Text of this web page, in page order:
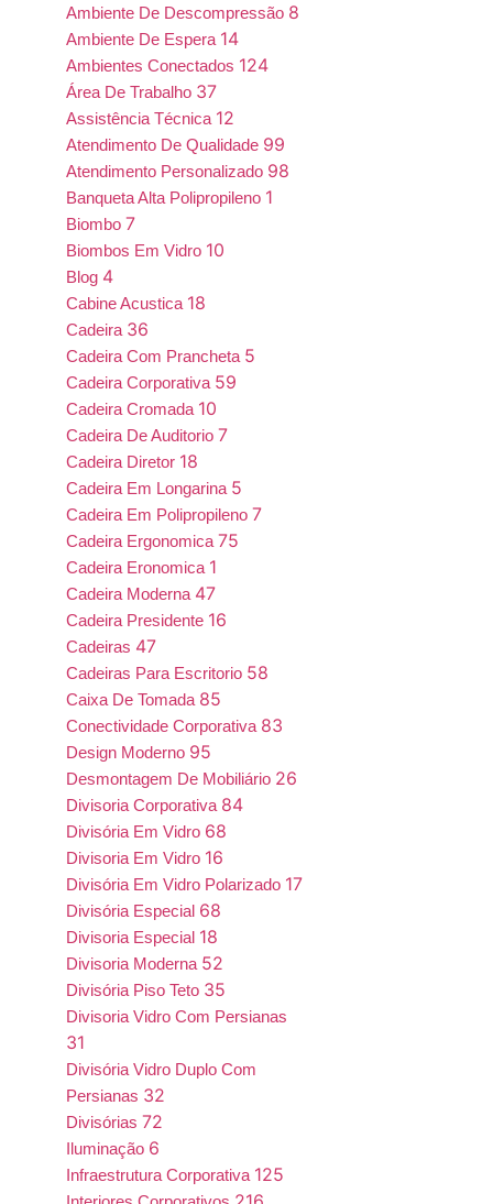
Ambiente De Descompressão 8
Ambiente De Espera 14
Ambientes Conectados 124
Área De Trabalho 37
Assistência Técnica 12
Atendimento De Qualidade 99
Atendimento Personalizado 98
Banqueta Alta Polipropileno 1
Biombo 7
Biombos Em Vidro 10
Blog 4
Cabine Acustica 18
Cadeira 36
Cadeira Com Prancheta 5
Cadeira Corporativa 59
Cadeira Cromada 10
Cadeira De Auditorio 7
Cadeira Diretor 18
Cadeira Em Longarina 5
Cadeira Em Polipropileno 7
Cadeira Ergonomica 75
Cadeira Eronomica 1
Cadeira Moderna 47
Cadeira Presidente 16
Cadeiras 47
Cadeiras Para Escritorio 58
Caixa De Tomada 85
Conectividade Corporativa 83
Design Moderno 95
Desmontagem De Mobiliário 26
Divisoria Corporativa 84
Divisória Em Vidro 68
Divisoria Em Vidro 16
Divisória Em Vidro Polarizado 17
Divisória Especial 68
Divisoria Especial 18
Divisoria Moderna 52
Divisória Piso Teto 35
Divisoria Vidro Com Persianas
31
Divisória Vidro Duplo Com
Persianas 32
Divisórias 72
Iluminação 6
Infraestrutura Corporativa 125